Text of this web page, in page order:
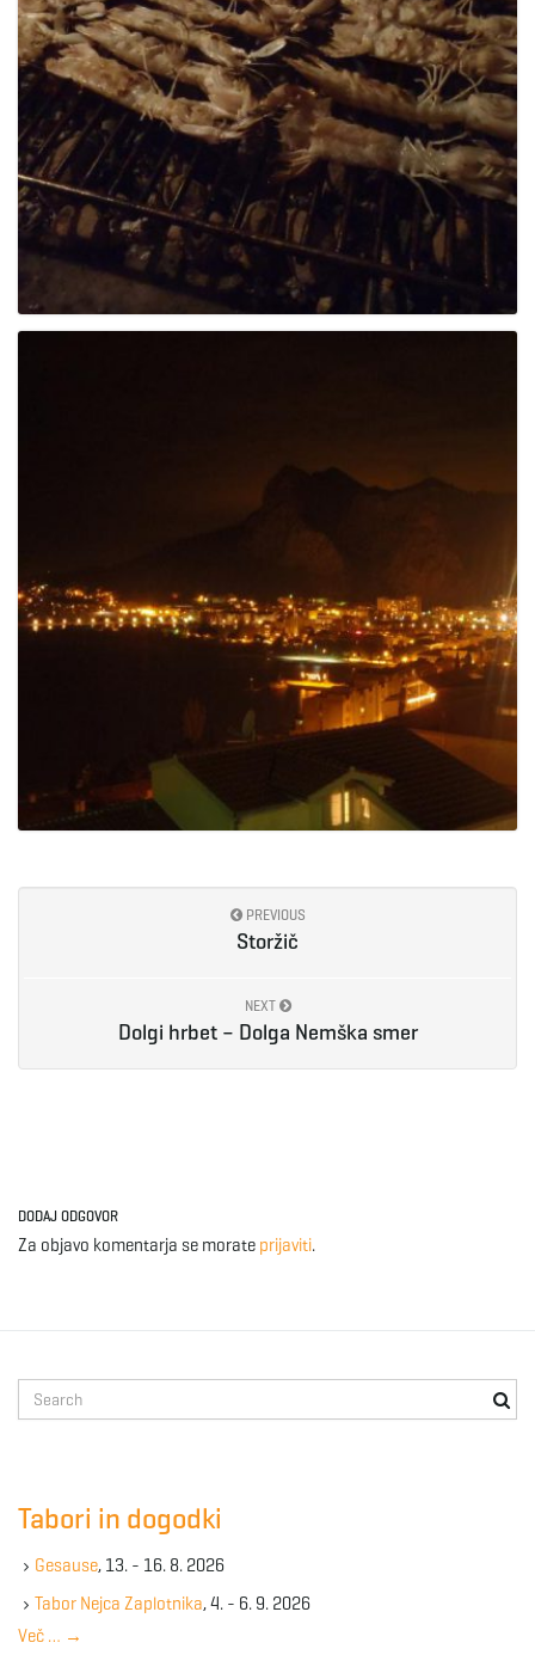
PREVIOUS
Storžič
NEXT
Dolgi hrbet – Dolga Nemška smer
DODAJ ODGOVOR
Za objavo komentarja se morate prijaviti.
e
e
y
w
Tabori in dogodki
Gesause, 13. - 16. 8. 2026
Tabor Nejca Zaplotnika, 4. - 6. 9. 2026
Več … →